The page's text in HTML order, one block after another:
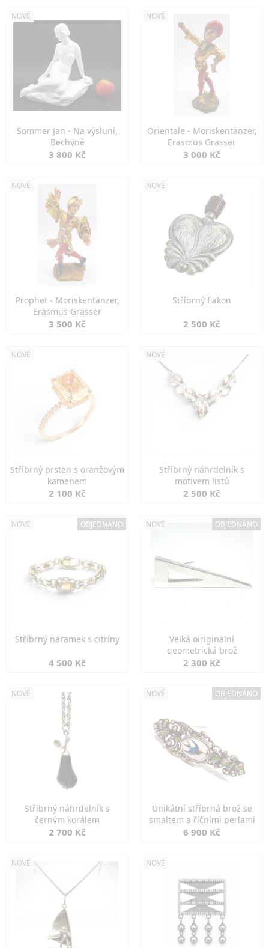
NOVÉ
Sommer Jan - Na výsluní,
Bechyně
3 800 Kč
NOVÉ
Orientale - Moriskentänzer,
Erasmus Grasser
3 000 Kč
NOVÉ
Prophet - Moriskentänzer,
Erasmus Grasser
3 500 Kč
NOVÉ
Stříbrný flakon
2 500 Kč
NOVÉ
Stříbrný prsten s oranžovým
kamenem
2 100 Kč
NOVÉ
Stříbrný náhrdelník s
motivem listů
2 500 Kč
NOVÉ OBJEDNÁNO
Stříbrný náramek s citríny
4 500 Kč
NOVÉ OBJEDNÁNO
Velká oiriginální
geometrická brož
2 300 Kč
NOVÉ
Stříbrný náhrdelník s
černým korálem
2 700 Kč
NOVÉ OBJEDNÁNO
Unikátní stříbrná brož se
smaltem a říčními perlami
6 900 Kč
NOVÉ NOVÉ